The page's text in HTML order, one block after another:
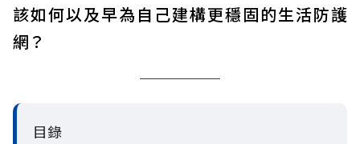
該如何以及早為自己建構更穩固的生活防護
網？
目錄